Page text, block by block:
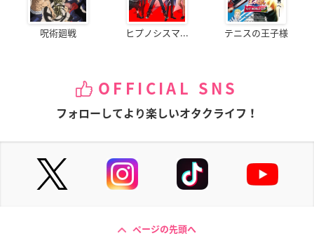
呪術廻戦 ヒプノシスマ... テニスの王子様
OFFICIAL SNS
フォローしてより楽しいオタクライフ！
ページの先頭へ